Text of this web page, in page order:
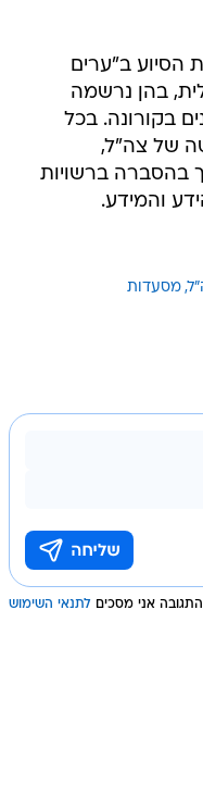
הסיוע ב"ערים
בהן נרשמה
בקורונה. בכל
של צה"ל,
בהסברה ברשויות
והמידע.
מסעדות
אני מסכים לתנאי השימוש